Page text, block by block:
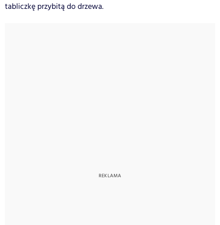
tabliczkę przybitą do drzewa.